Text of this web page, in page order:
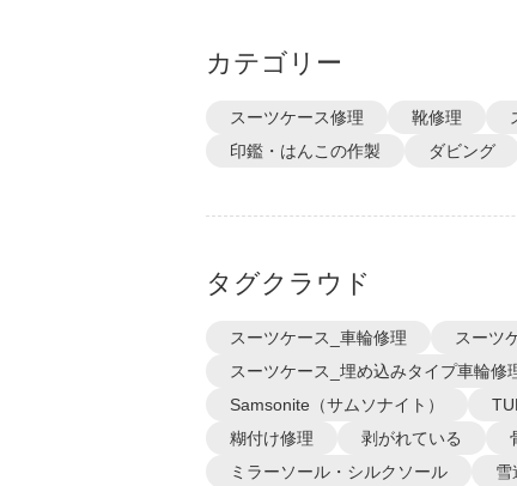
カテゴリー
スーツケース修理 靴修理
印鑑・はんこの作製
ダビング
タグクラウド
スーツケース_車輪修理 スーツ
スーツケース_埋め込みタイプ車輪修
Samsonite（サムソナイト）
糊付け修理
剥がれている
ミラーソール・シルクソール
雪